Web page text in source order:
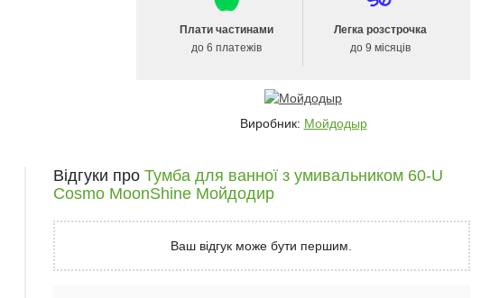
Плати частинами
до 6 платежів
Легка розстрочка
до 9 місяців
Виробник: Мойдодыр
Відгуки про Тумба для ванної з умивальником 60-U
Cosmo MoonShine Мойдодир
Ваш відгук може бути першим.